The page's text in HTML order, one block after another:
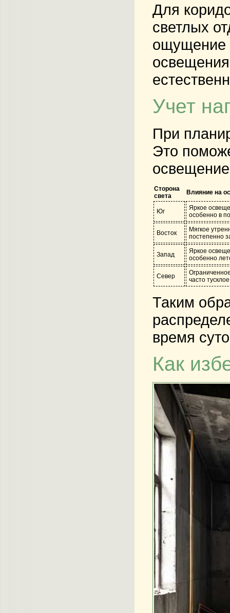
Для
светлых
ощущение
Учет
При
Это
Сторона
света
Влияние на
Юг
Яркое
особенно в
Восток
Мягкое
постепенно
Запад
Яркое
особенно
Север
часто
Таким
время
Как